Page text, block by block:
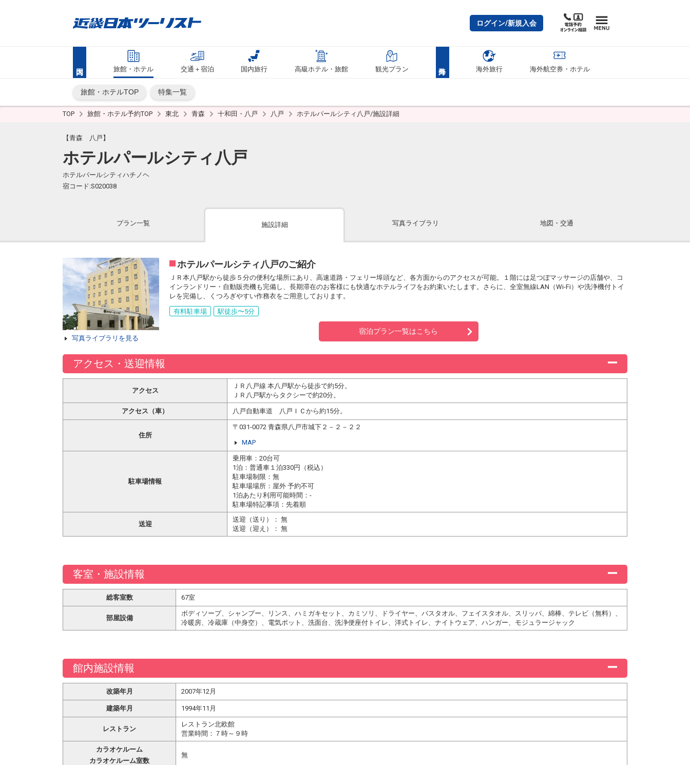
ログイン/新規入会
旅館・ホテル 交通＋宿泊 国内旅行 高級ホテル・旅館 観光プラン 海外旅行 海外航空券・ホテル
旅館・ホテルTOP 特集一覧
TOP 旅館・ホテル予約TOP 東北 青森 十和田・八戸 八戸 ホテルパールシティ八戸/施設詳細
【青森 八戸】
ホテルパールシティ八戸
ホテルパールシティハチノヘ
宿コード:S020038
プラン一覧 施設詳細 写真ライブラリ 地図・交通
写真ライブラリを見る
ホテルパールシティ八戸のご紹介
ＪＲ本八戸駅から徒歩５分の便利な場所にあり、高速道路・フェリー埠頭など、各方面からのアクセスが可能。１階には足つぼマッサージの店舗や、コ
インランドリー・自動販売機も完備し、長期滞在のお客様にも快適なホテルライフをお約束いたします。さらに、全室無線LAN（Wi-Fi）や洗浄機付トイ
レを完備し、くつろぎやすい作務衣をご用意しております。
有料駐車場
駅徒歩〜5分
宿泊プラン一覧はこちら
アクセス・送迎情報
アクセス
ＪＲ八戸線 本八戸駅から徒歩で約5分。
ＪＲ八戸駅からタクシーで約20分。
アクセス（車） 八戸自動車道 八戸ＩＣから約15分。
住所
〒031-0072 青森県八戸市城下２－２－２２
MAP
駐車場情報
乗用車：20台可
1泊：普通車１泊330円（税込）
駐車場制限：無
駐車場場所：屋外 予約不可
1泊あたり利用可能時間：-
駐車場特記事項：先着順
送迎
送迎（送り）： 無
送迎（迎え）： 無
客室・施設情報
総客室数 67室
部屋設備
ボディソープ、シャンプー、リンス、ハミガキセット、カミソリ、ドライヤー、バスタオル、フェイスタオル、スリッパ、綿棒、テレビ（無料）、
冷暖房、冷蔵庫（中身空）、電気ポット、洗面台、洗浄便座付トイレ、洋式トイレ、ナイトウェア、ハンガー、モジュラージャック
館内施設情報
改築年月 2007年12月
建築年月 1994年11月
レストラン
レストラン北欧館
営業時間：７時～９時
カラオケルーム
カラオケルーム室数
無